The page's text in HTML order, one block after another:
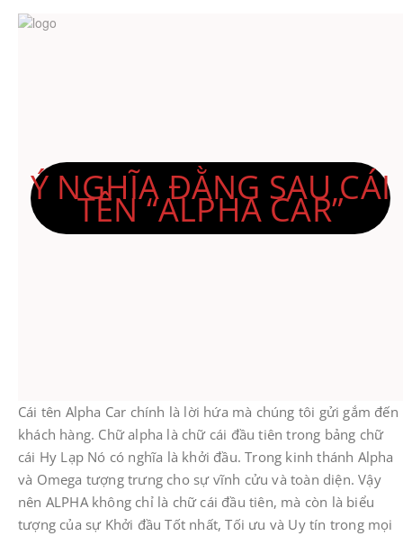
Ý NGHĨA ĐẰNG SAU CÁI
TÊN “ALPHA CAR”
​Cái tên Alpha Car chính là lời hứa mà chúng tôi gửi gắm đến
khách hàng. Chữ alpha là chữ cái đầu tiên trong bảng chữ
cái Hy Lạp Nó có nghĩa là khởi đầu. Trong kinh thánh Alpha
và Omega tượng trưng cho sự vĩnh cửu và toàn diện. Vậy
nên ALPHA không chỉ là chữ cái đầu tiên, mà còn là biểu
tượng của sự Khởi đầu Tốt nhất, Tối ưu và Uy tín trong mọi